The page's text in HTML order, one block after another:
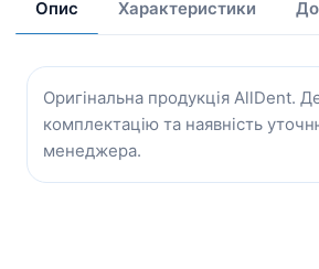
Опис Характеристики
Оригінальна продукція AllDent.
комплектацію та наявність
менеджера.